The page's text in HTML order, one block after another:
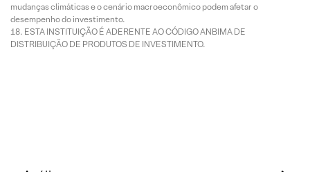
mudanças climáticas e o cenário macroeconômico podem afetar o
desempenho do investimento.
ESTA INSTITUIÇÃO É ADERENTE AO CÓDIGO ANBIMA DE
DISTRIBUIÇÃO DE PRODUTOS DE INVESTIMENTO.